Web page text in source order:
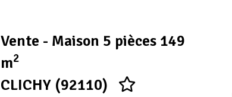
Vente - Maison 5 pièces 149
m2
CLICHY (92110)